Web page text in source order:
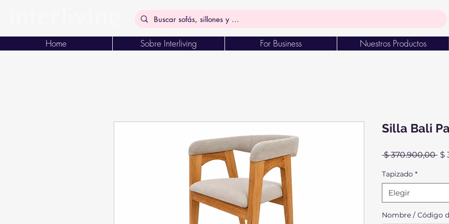
Home Sobre Interliving For Business Nuestros Productos
Silla Bali
$ 370.900,00 $
Tapizado *
Elegir
Nombre / Código